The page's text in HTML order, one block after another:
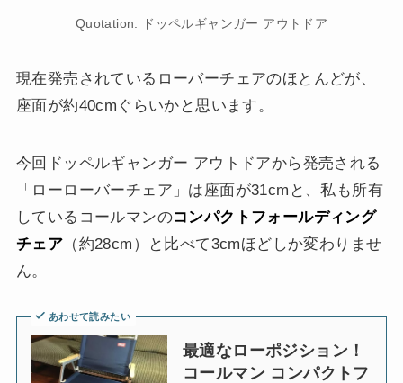
Quotation: ドッペルギャンガー アウトドア
現在発売されているローバーチェアのほとんどが、
座面が約40cmぐらいかと思います。
今回ドッペルギャンガー アウトドアから発売される
「ローローバーチェア」は座面が31cmと、私も所有
しているコールマンのコンパクトフォールディング
チェア （約28cm）と比べて3cmほどしか変わりませ
ん。
あわせて読みたい
最適なローポジション！
コールマン コンパクトフ